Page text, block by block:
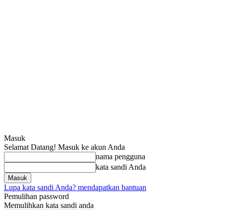
Masuk
Selamat Datang! Masuk ke akun Anda
nama pengguna
kata sandi Anda
Lupa kata sandi Anda? mendapatkan bantuan
Pemulihan password
Memulihkan kata sandi anda